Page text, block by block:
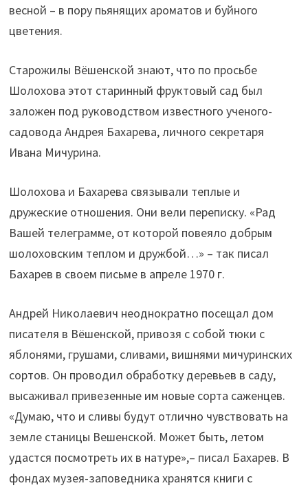
весной – в пору пьянящих ароматов и буйного
цветения.
Старожилы Вёшенской знают, что по просьбе
Шолохова этот старинный фруктовый сад был
заложен под руководством известного ученого-
садовода Андрея Бахарева, личного секретаря
Ивана Мичурина.
Шолохова и Бахарева связывали теплые и
дружеские отношения. Они вели переписку. «Рад
Вашей телеграмме, от которой повеяло добрым
шолоховским теплом и дружбой…» – так писал
Бахарев в своем письме в апреле 1970 г.
Андрей Николаевич неоднократно посещал дом
писателя в Вёшенской, привозя с собой тюки с
яблонями, грушами, сливами, вишнями мичуринских
сортов. Он проводил обработку деревьев в саду,
высаживал привезенные им новые сорта саженцев.
«Думаю, что и сливы будут отлично чувствовать на
земле станицы Вешенской. Может быть, летом
удастся посмотреть их в натуре»,– писал Бахарев. В
фондах музея-заповедника хранятся книги с